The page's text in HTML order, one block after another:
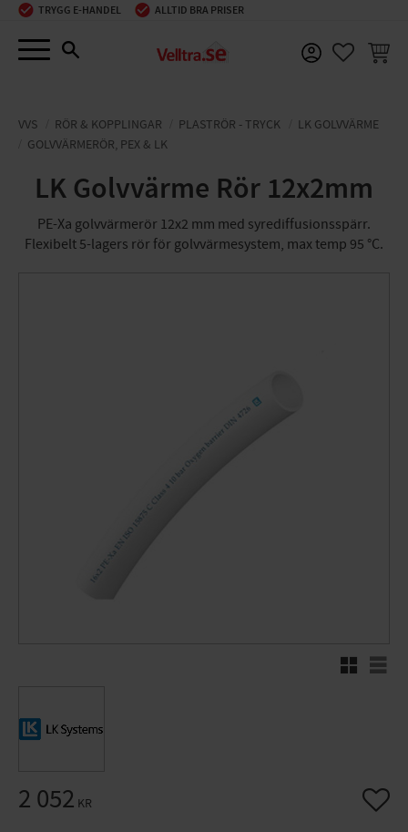
Meny
TRYGG E-HANDEL ALLTID BRA PRISER
VVS RÖR & KOPPLINGAR PLASTRÖR - TRYCK
LK GOLVVÄRME
GOLVVÄRMERÖR, PEX & LK
LK Golvvärme Rör 12x2mm
PE-Xa golvvärmerör 12x2 mm med syrediffusionsspärr.
Flexibelt 5-lagers rör för golvvärmesystem, max temp 95 °C.
Rutnätsvy
2 052 KR Lägg